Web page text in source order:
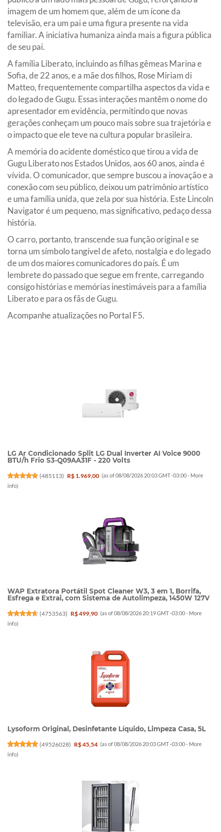
imagem de um homem que, além de um ícone da
televisão, era um pai e uma figura presente na vida
familiar. A iniciativa humaniza ainda mais a figura pública
de seu pai.
A família Liberato, incluindo as filhas gêmeas Marina e
Sofia, de 22 anos, e a mãe dos filhos, Rose Miriam di
Matteo, frequentemente compartilha aspectos da vida e
do legado de Gugu. Essas interações mantêm o nome do
apresentador em evidência, permitindo que novas
gerações conheçam um pouco mais sobre sua trajetória e
o impacto que ele teve na cultura popular brasileira.
A memória do acidente doméstico que tirou a vida de
Gugu Liberato nos Estados Unidos, aos 60 anos, ainda é
vívida. O comunicador, que sempre buscou a inovação e a
conexão com seu público, deixou um patrimônio artístico
e uma família unida, que zela por sua história. Este Lincoln
Navigator é um pequeno, mas significativo, pedaço dessa
história.
O carro, portanto, transcende sua função original e se
torna um símbolo tangível de afeto, nostalgia e do legado
de um dos maiores comunicadores do país. É um
lembrete do passado que segue em frente, carregando
consigo histórias e memórias inestimáveis para a família
Liberato e para os fãs de Gugu.
Acompanhe atualizações no Portal F5.
LG Ar Condicionado Split LG Dual Inverter AI Voice 9000
BTU/h Frio S3-Q09AA31F - 220 Volts
(485113) R$ 1.969,00 (as of 08/08/2026 20:03 GMT -03:00 - More
info)
WAP Extratora Portátil Spot Cleaner W3, 3 em 1, Borrifa,
Esfrega e Extrai, com Sistema de Autolimpeza, 1450W 127V
(4753563) R$ 499,90 (as of 08/08/2026 20:19 GMT -03:00 - More
info)
Lysoform Original, Desinfetante Líquido, Limpeza Casa, 5L
(49526028) R$ 45,54 (as of 08/08/2026 20:03 GMT -03:00 - More
info)